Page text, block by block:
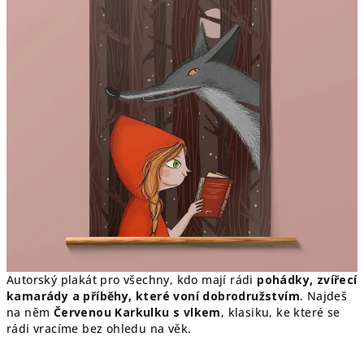
Autorský plakát pro všechny, kdo mají rádi pohádky, zvířecí
kamarády a příběhy, které voní dobrodružstvím. Najdeš
na něm Červenou Karkulku s vlkem, klasiku, ke které se
rádi vracíme bez ohledu na věk.